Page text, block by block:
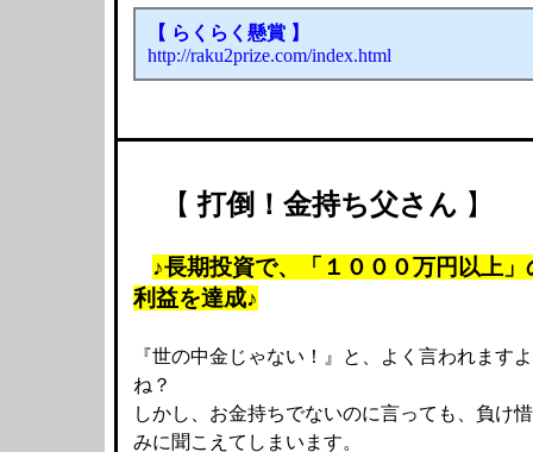
【 らくらく懸賞 】
http://raku2prize.com/index.html
【打倒！金持ち父さん 】
♪長期投資で、「１０００万円以上」
利益を達成♪
『世の中金じゃない！』と、よく言われますよ
ね？
しかし、お金持ちでないのに言っても、負け
みに聞こえてしまいます。